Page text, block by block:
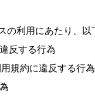
の利用にあたり、以
反する行為
規約に違反する行為